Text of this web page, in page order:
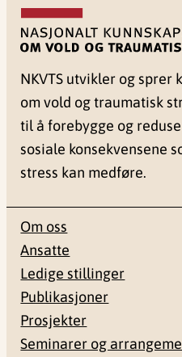
NKVTS utvikler og sprer
om vold og traumatisk
til å forebygge og
sosiale konsekvensene
stress kan medføre.
Om oss
Ansatte
Ledige stillinger
Publikasjoner
Prosjekter
Seminarer og